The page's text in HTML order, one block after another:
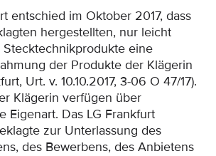
entschied im Oktober 2017, dass
hergestellten, nur leicht
eine
der Produkte der Klägerin
Urt. v. 10.10.2017, 3-06 O 47/17).
Klägerin verfügen über
Eigenart. Das LG Frankfurt
zur Unterlassung des
des Bewerbens, des Anbietens